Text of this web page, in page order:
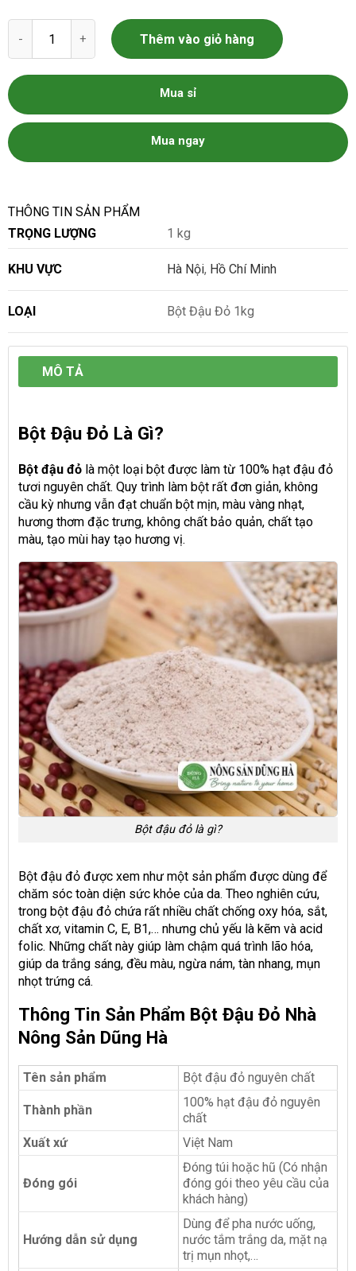
Bột Đậu Đỏ số lượng
Thêm vào giỏ hàng
Mua sỉ
Mua ngay
THÔNG TIN SẢN PHẨM
TRỌNG LƯỢNG
1 kg
KHU VỰC Hà Nội, Hồ Chí Minh
LOẠI Bột Đậu Đỏ 1kg
MÔ TẢ
Bột Đậu Đỏ Là Gì?
Bột đậu đỏ là một loại bột được làm từ 100% hạt đậu đỏ
tươi nguyên chất. Quy trình làm bột rất đơn giản, không
cầu kỳ nhưng vẫn đạt chuẩn bột mịn, màu vàng nhạt,
hương thơm đặc trưng, không chất bảo quản, chất tạo
màu, tạo mùi hay tạo hương vị.
Bột đậu đỏ là gì?
Bột đậu đỏ được xem như một sản phẩm được dùng để
chăm sóc toàn diện sức khỏe của da. Theo nghiên cứu,
trong bột đậu đỏ chứa rất nhiều chất chống oxy hóa, sắt,
chất xơ, vitamin C, E, B1,… nhưng chủ yếu là kẽm và acid
folic. Những chất này giúp làm chậm quá trình lão hóa,
giúp da trắng sáng, đều màu, ngừa nám, tàn nhang, mụn
nhọt trứng cá.
Thông Tin Sản Phẩm Bột Đậu Đỏ Nhà
Nông Sản Dũng Hà
Tên sản phẩm Bột đậu đỏ nguyên chất
Thành phần
100% hạt đậu đỏ nguyên
chất
Xuất xứ
Việt Nam
Đóng gói
Đóng túi hoặc hũ (Có nhận
đóng gói theo yêu cầu của
khách hàng)
Hướng dẫn sử dụng
Dùng để pha nước uống,
nước tắm trắng da, mặt nạ
trị mụn nhọt,…